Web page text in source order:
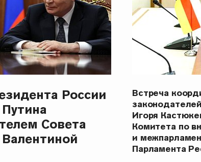
России
Совета
Встреча
Игоря
Комитета по
и
Парламента